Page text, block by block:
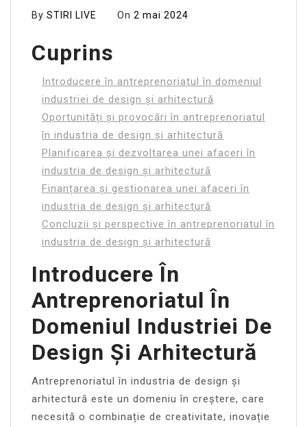
By STIRI LIVE On 2 mai 2024
Cuprins
Introducere în antreprenoriatul în domeniul
industriei de design și arhitectură
Oportunități și provocări în antreprenoriatul
în industria de design și arhitectură
Planificarea și dezvoltarea unei afaceri în
industria de design și arhitectură
Finanțarea și gestionarea unei afaceri în
industria de design și arhitectură
Concluzii și perspective în antreprenoriatul în
industria de design și arhitectură
Introducere În
Antreprenoriatul În
Domeniul Industriei De
Design Și Arhitectură
Antreprenoriatul în industria de design și
arhitectură este un domeniu în creștere, care
necesită o combinație de creativitate, inovație